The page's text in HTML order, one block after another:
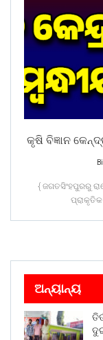
କୃଷି ବିଜ୍ଞାନ
{ ଜଗତସିଂହପୁରରୁ
ଅନ୍ୟାନ୍ୟ